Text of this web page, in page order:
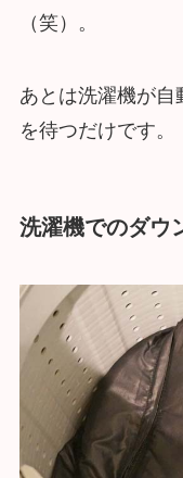
（笑）。
あとは洗濯機が
を待つだけです。
洗濯機でのダウ